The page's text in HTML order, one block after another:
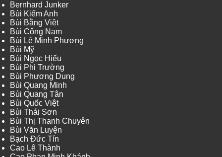
Bernhard Junker
Bùi Kiếm Anh
Bùi Bằng Việt
Bùi Công Nam
Bùi Lê Minh Phương
Bùi Mỹ
Bùi Ngọc Hiếu
Bùi Phi Trường
Bùi Phương Dung
Bùi Quang Minh
Bùi Quang Tân
Bùi Quốc Việt
Bùi Thái Sơn
Bùi Thị Thanh Chuyên
Bùi Văn Luyện
Bạch Đức Tín
Cao Lê Thành